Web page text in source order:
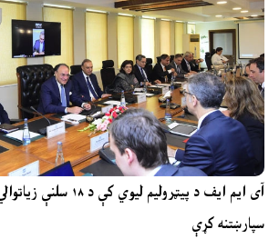
آی ایم ایف د پیټرولیم لیوي
سپارښتنه کړې